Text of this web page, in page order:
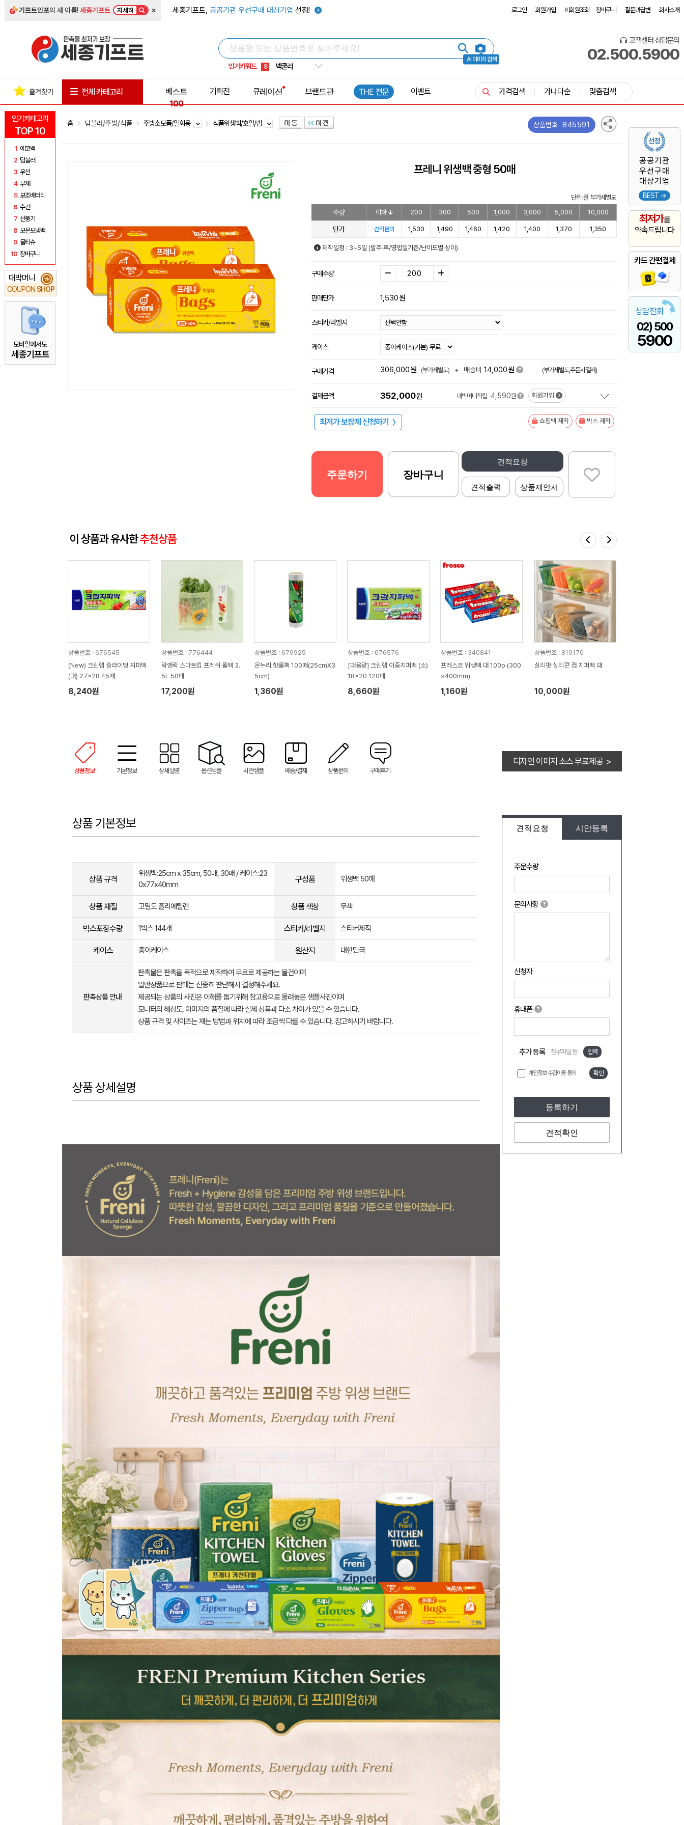
기프트인포의 새 이름!세종기프트 자세히 × 세종기프트, 공공기관 우선구매 대상기업 선정! 로그인 회원가입 비회원조회 장바구니 질문과답변 회사소개
AI 이미지 검색
인기키워드
6 우산
9 넥쿨러
10 타포린가방
고객센터 상담문의
02.500.5900
인기카테고리
TOP 10
1 에코백
2 텀블러
3 우산
4 부채
5 보조배터리
6 수건
7 선풍기
8 보온보냉백
9 물티슈
10 장바구니
대박머니
COUPON SHOP
₩
모바일에서도
세종기프트
공공기관
우선구매
대상기업
BEST →
최저가를
약속드립니다
카드 간편결제
상담전화
02) 500
5900
즐겨찾기 전체 카테고리
베스트
100
기획전 큐레이션 브랜드관 THE 전문 이벤트 가격검색 가나다순 맞춤검색
홈 텀블러/주방/식품 주방소모품/일회용 식품위생백/호일/랩 상품번호 845591
프레니 위생백 중형 50매
단위: 원 부가세별도
수량 이하 200 300 500 1,000 3,000 5,000 10,000
단가 견적문의 1,530 1,490 1,460 1,420 1,400 1,370 1,350
제작일정 : 3~5일 (발주 후/영업일기준/난이도별 상이)
구매수량
판매단가 1,530원
스티커/라벨지
케이스
구매가격 306,000원 (부가세별도) + 배송비 14,000원 (부가세별도,주문시결제)
결제금액 352,000원 대박머니적립 4,590원 회원가입
최저가 보장제 신청하기 〉 쇼핑백 제작 박스 제작
견적요청
견적출력 상품제안서
주문하기 장바구니
이 상품과 유사한추천상품
상품번호 : 676545
(New) 크린랩 슬라이딩 지퍼백
(대) 27x28 45매
8,240원
상품번호 : 776444
락앤락 스마트킵 프레쉬 롤백 3.
5L 50매
17,200원
상품번호 : 679925
온누리 핫롤팩 100매(25cmX3
5cm)
1,360원
상품번호 : 676576
[대용량] 크린랩 이중지퍼백 (소)
18x20 120매
8,660원
상품번호 : 340841
프레스코 위생백 대 100p (300
×400㎜)
1,160원
상품번호 : 819170
실리팟 실리콘 컵 지퍼백 대
10,000원
상품정보 기본정보 상세설명 옵션샘플 시안샘플 배송/결제 상품문의 구매후기
디자인 이미지 소스 무료제공 >
견적요청 시안등록
주문수량
문의사항
신청자
휴대폰
추가 등록 첨부파일 등 입력
개인정보 수집이용 동의 확인
등록하기
견적확인
상품 기본정보
상품 규격
위생백:25cm x 35cm, 50매, 30매 / 케이스:23
0x77x40mm
구성품 위생백 50매
상품 재질 고밀도 폴리에틸렌 상품 색상 무색
박스포장수량 1박스 144개 스티커/라벨지 스티커제작
케이스 종이케이스 원산지 대한민국
판촉상품 안내
판촉물은 판촉을 목적으로 제작하여 무료로 제공하는 물건이며
일반상품으로 판매는 신중히 판단해서 결정해주세요.
제공되는 상품의 사진은 이해를 돕기위해 참고용으로 올려놓은 샘플사진이며
모니터의 해상도, 이미지의 품질에 따라 실제 상품과 다소 차이가 있을 수 있습니다.
상품 규격 및 사이즈는 재는 방법과 위치에 따라 조금씩 다를 수 있습니다. 참고하시기 바랍니다.
상품 상세설명